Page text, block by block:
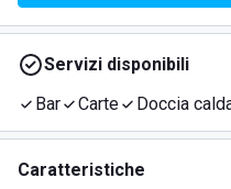
Servizi disponibili
Bar
Carte Doccia
Caratteristiche